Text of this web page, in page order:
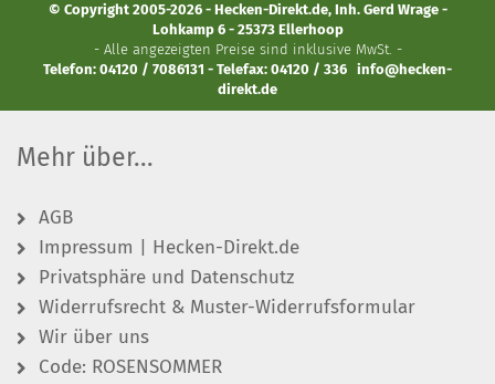
© Copyright 2005-2026 - Hecken-Direkt.de, Inh. Gerd Wrage -
Lohkamp 6 - 25373 Ellerhoop
- Alle angezeigten Preise sind inklusive MwSt. -
Telefon: 04120 / 7086131 - Telefax: 04120 / 336 info@hecken-
direkt.de
Mehr über...
AGB
Impressum | Hecken-Direkt.de
Privatsphäre und Datenschutz
Widerrufsrecht & Muster-Widerrufsformular
Wir über uns
Code: ROSENSOMMER